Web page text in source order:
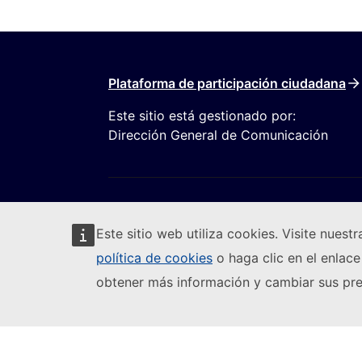
Este sitio web utiliza cookies. Visite
política de cookies o haga clic en el
obtener más información y cambiar sus
Plataforma de participación ciudadana
Este sitio está gestionado por:
Dirección General de Comunicación
Seguir a la Comisión Europea